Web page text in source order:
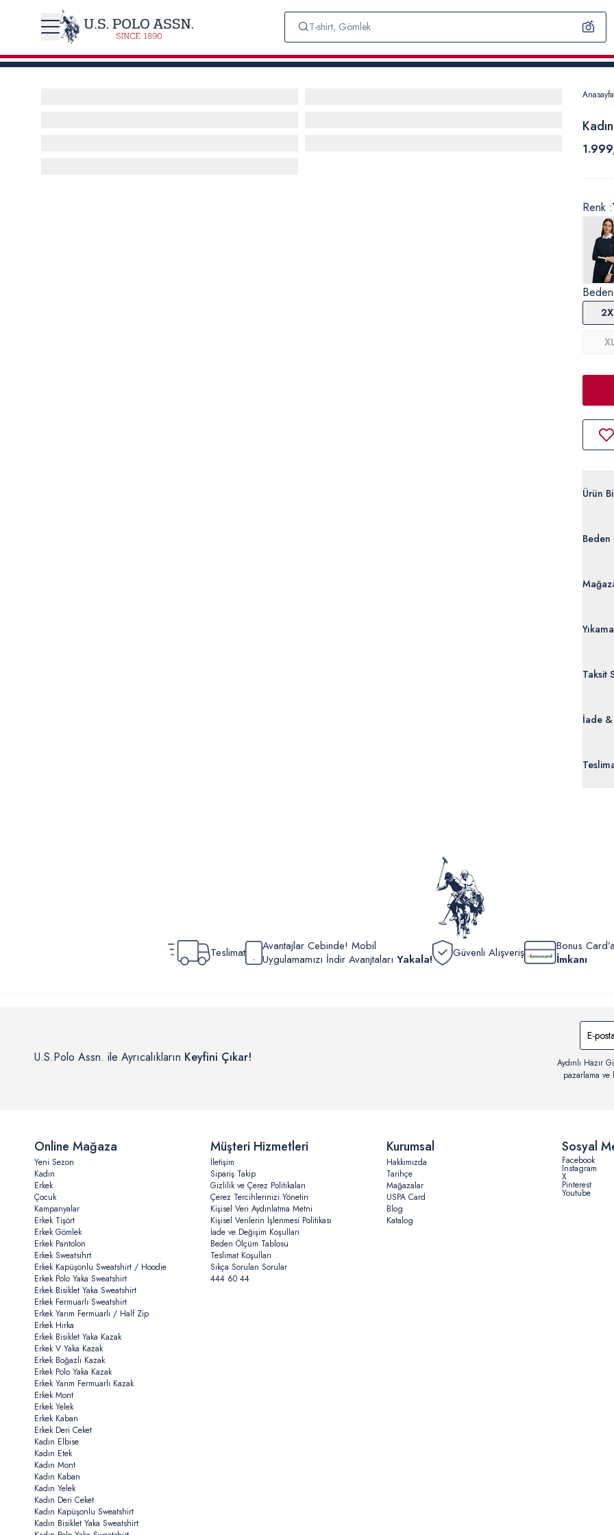
Anasayfa
Beden
Renk :
Ürün
%100
Ürün
Beden
Taksit
İade &
Teslimat
Avantajlar Cebinde! Mobil
Uygulamamızı İndir Avanjtaları Yakala! Güvenli Alışveriş
Bonus
İmkanı
U.S.Polo Assn. ile Ayrıcalıkların Keyfini Çıkar!
Aydınlı Hazır
pazarlama
Online Mağaza
Yeni Sezon
Kadın
Erkek
Çocuk
Kampanyalar
Erkek Tişört
Erkek Gömlek
Erkek Pantolon
Erkek Sweatsihrt
Erkek Kapüşonlu Sweatshirt / Hoodie
Erkek Polo Yaka Sweatshirt
Erkek Bisiklet Yaka Sweatshirt
Erkek Fermuarlı Sweatshirt
Erkek Yarım Fermuarlı / Half Zip
Erkek Hırka
Erkek Bisiklet Yaka Kazak
Erkek V Yaka Kazak
Erkek Boğazlı Kazak
Erkek Polo Yaka Kazak
Erkek Yarım Fermuarlı Kazak
Erkek Mont
Erkek Yelek
Erkek Kaban
Erkek Deri Ceket
Kadın Elbise
Kadın Etek
Kadın Mont
Kadın Kaban
Kadın Yelek
Kadın Deri Ceket
Kadın Kapüşonlu Sweatshirt
Kadın Bisiklet Yaka Sweatshirt
Müşteri Hizmetleri
İletişim
Sipariş Takip
Gizlilik ve Çerez Politikaları
Çerez Tercihlerinizi Yönetin
Kişisel Veri Aydınlatma Metni
Kişisel Verilerin İşlenmesi Politikası
İade ve Değişim Koşulları
Beden Ölçüm Tablosu
Teslimat Koşulları
Sıkça Sorulan Sorular
444 60 44
Kurumsal
Hakkımızda
Tarihçe
Mağazalar
USPA Card
Blog
Katalog
Sosyal
Facebook
Instagram
X
Pinterest
Youtube